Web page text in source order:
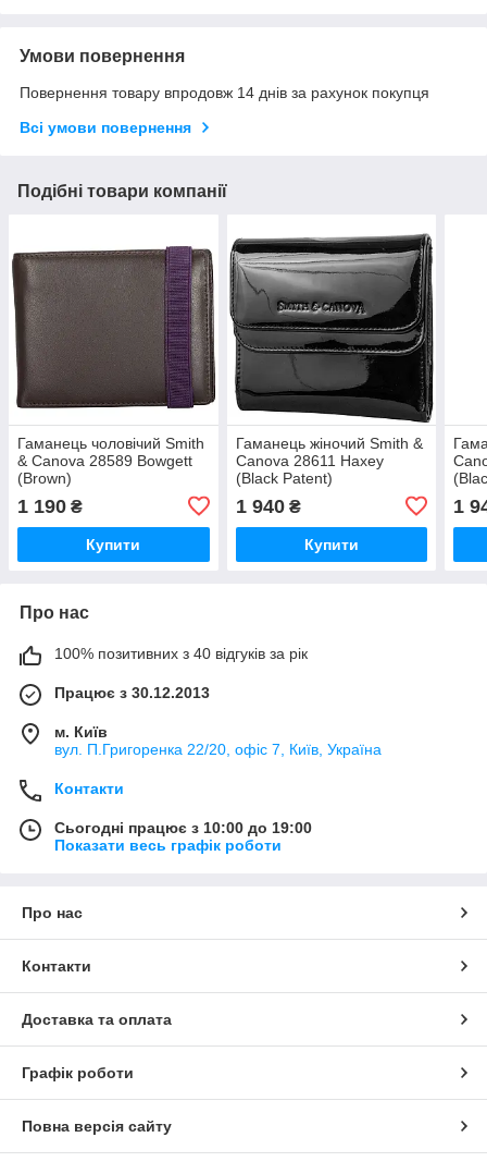
Умови повернення
Повернення товару впродовж 14 днів за рахунок покупця
Всі умови повернення
Подібні товари компанії
Гаманець чоловічий Smith
& Canova 28589 Bowgett
(Brown)
1 190 ₴
Купити
Гаманець жіночий Smith &
Canova 28611 Haxey
(Black Patent)
1 940₴
Купити
1
Про нас
100% позитивних з 40 відгуків за рік
Працює з 30.12.2013
м. Київ
вул. П.Григоренка 22/20, офіс 7, Київ, Україна
Контакти
Сьогодні працює з 10:00 до 19:00
Показати весь графік роботи
Про нас
Контакти
Доставка та оплата
Графік роботи
Повна версія сайту